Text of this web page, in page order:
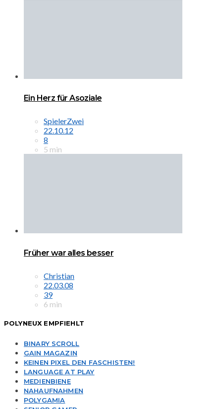
Ein Herz für Asoziale
SpielerZwei
22.10.12
8
5 min
Früher war alles besser
Christian
22.03.08
39
6 min
POLYNEUX EMPFIEHLT
BINARY SCROLL
GAIN MAGAZIN
KEINEN PIXEL DEN FASCHISTEN!
LANGUAGE AT PLAY
MEDIENBIENE
NAHAUFNAHMEN
POLYGAMIA